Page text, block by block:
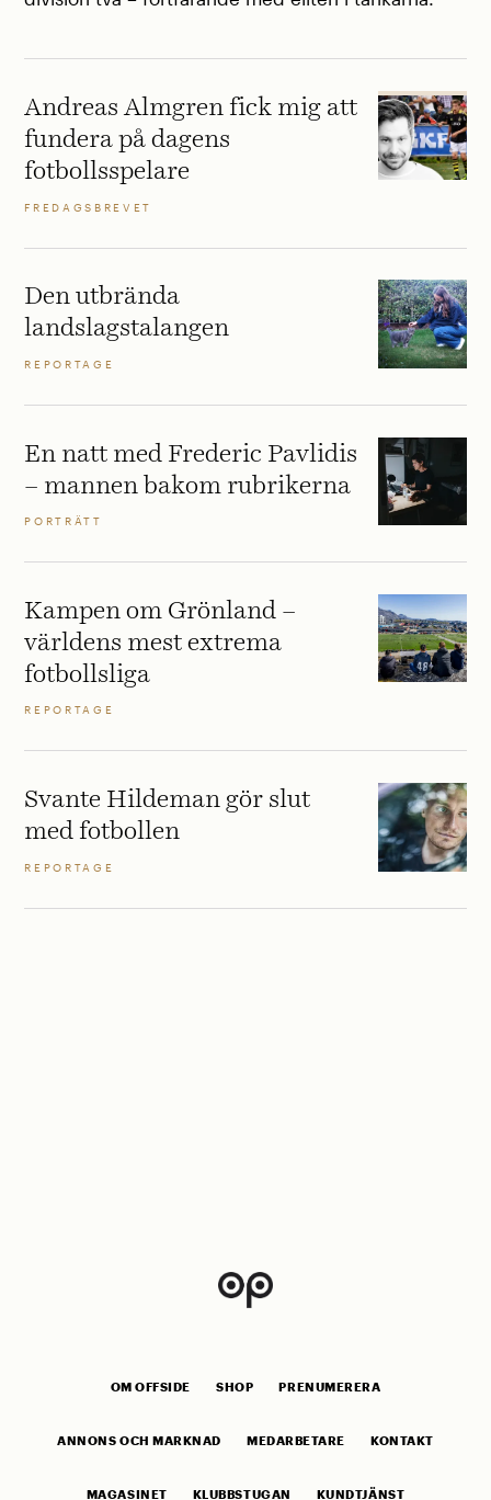
Andreas Almgren fick mig att
fundera på dagens
fotbollsspelare
FREDAGSBREVET
Den utbrända
landslagstalangen
REPORTAGE
En natt med Frederic Pavlidis
– mannen bakom rubrikerna
PORTRÄTT
Kampen om Grönland –
världens mest extrema
fotbollsliga
REPORTAGE
Svante Hildeman gör slut
med fotbollen
REPORTAGE
OM OFFSIDE SHOP PRENUMERERA
ANNONS OCH MARKNAD MEDARBETARE KONTAKT
MAGASINET KLUBBSTUGAN KUNDTJÄNST